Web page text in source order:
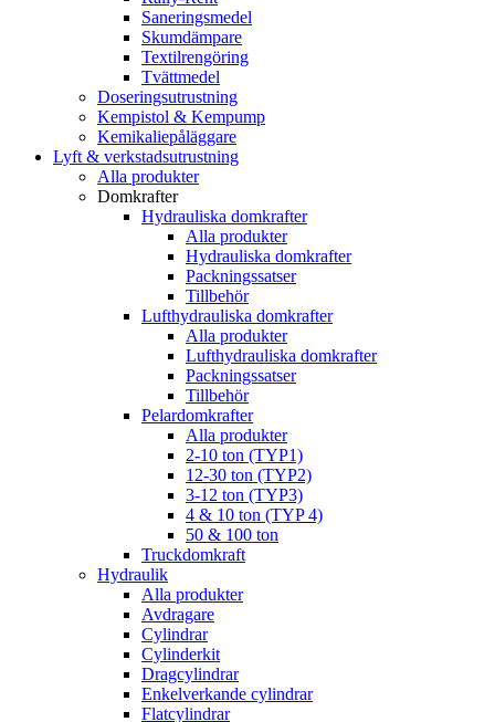
Saneringsmedel
Skumdämpare
Textilrengöring
Tvättmedel
Doseringsutrustning
Kempistol & Kempump
Kemikaliepåläggare
Lyft & verkstadsutrustning
Alla produkter
Domkrafter
Hydrauliska domkrafter
Alla produkter
Hydrauliska domkrafter
Packningssatser
Tillbehör
Lufthydrauliska domkrafter
Alla produkter
Lufthydrauliska domkrafter
Packningssatser
Tillbehör
Pelardomkrafter
Alla produkter
2-10 ton (TYP1)
12-30 ton (TYP2)
3-12 ton (TYP3)
4 & 10 ton (TYP 4)
50 & 100 ton
Truckdomkraft
Hydraulik
Alla produkter
Avdragare
Cylindrar
Cylinderkit
Dragcylindrar
Enkelverkande cylindrar
Flatcylindrar